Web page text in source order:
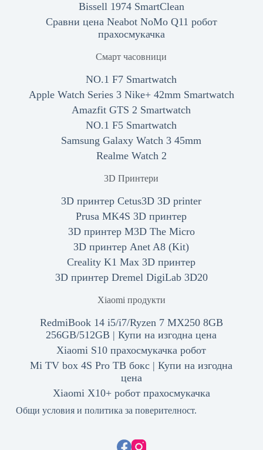
Bissell 1974 SmartClean
Сравни цена Neabot NoMo Q11 робот
прахосмукачка
Смарт часовници
NO.1 F7 Smartwatch
Apple Watch Series 3 Nike+ 42mm Smartwatch
Amazfit GTS 2 Smartwatch
NO.1 F5 Smartwatch
Samsung Galaxy Watch 3 45mm
Realme Watch 2
3D Принтери
3D принтер Cetus3D 3D printer
Prusa MK4S 3D принтер
3D принтер M3D The Micro
3D принтер Anet A8 (Kit)
Creality K1 Max 3D принтер
3D принтер Dremel DigiLab 3D20
Xiaomi продукти
RedmiBook 14 i5/i7/Ryzen 7 MX250 8GB
256GB/512GB | Купи на изгодна цена
Xiaomi S10 прахосмукачка робот
Mi TV box 4S Pro ТВ бокс | Купи на изгодна
цена
Xiaomi X10+ робот прахосмукачка
Общи условия и политика за поверителност.